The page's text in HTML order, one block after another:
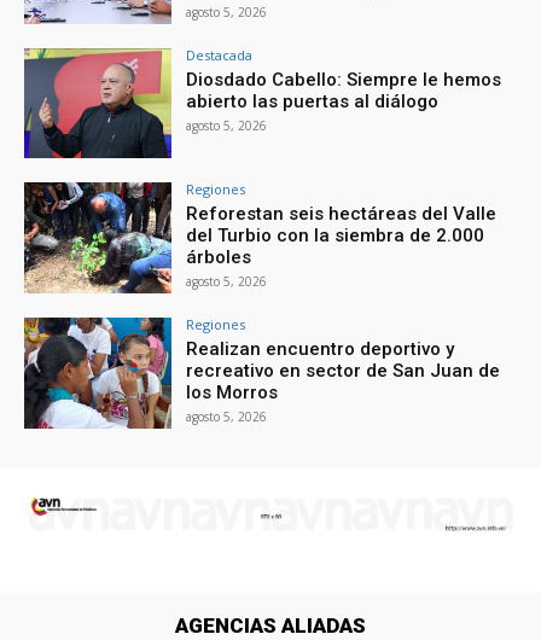
agosto 5, 2026
Destacada
Diosdado Cabello: Siempre le hemos
abierto las puertas al diálogo
agosto 5, 2026
Regiones
Reforestan seis hectáreas del Valle
del Turbio con la siembra de 2.000
árboles
agosto 5, 2026
Regiones
Realizan encuentro deportivo y
recreativo en sector de San Juan de
los Morros
agosto 5, 2026
AGENCIAS ALIADAS